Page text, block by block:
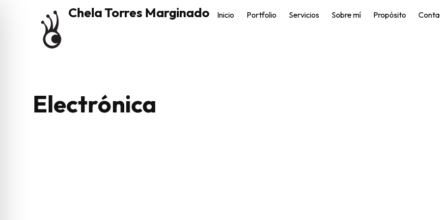
Chela Torres Marginado Inicio Portfolio Servicios Sobre mí Propósito
Electrónica